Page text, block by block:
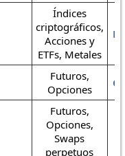
Índices
criptográficos,
Acciones y
ETFs, Metales
Futuros,
Opciones
Futuros,
Opciones,
Swaps
perpetuos